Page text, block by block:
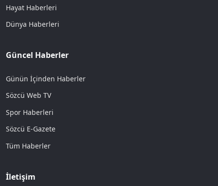
Hayat Haberleri
Dünya Haberleri
Güncel Haberler
Günün İçinden Haberler
Sözcü Web TV
Spor Haberleri
Sözcü E-Gazete
Tüm Haberler
İletişim